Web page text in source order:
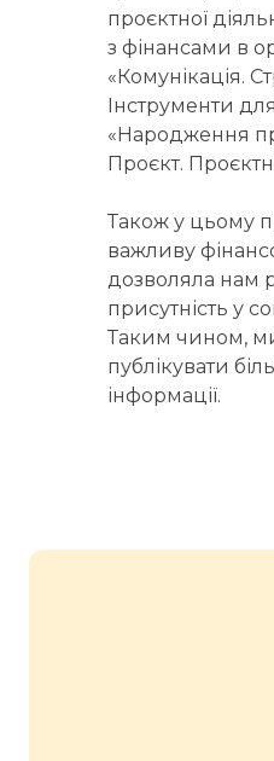
проєктної
з фінансами в
«Комунікація.
Інструменти
«Народження
Проєкт.
Також у цьому
важливу
дозволяла нам
присутність у
Таким чином,
публікувати
інформації.